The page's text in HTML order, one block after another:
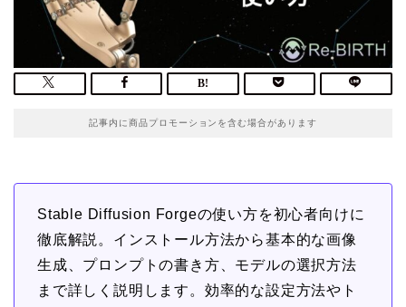
記事内に商品プロモーションを含む場合があります
Stable Diffusion Forgeの使い方を初心者向けに
徹底解説。インストール方法から基本的な画像
生成、プロンプトの書き方、モデルの選択方法
まで詳しく説明します。効率的な設定方法やト